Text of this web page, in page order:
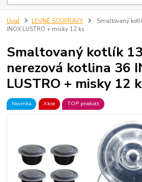
Úvod LEVNÉ SOUPRAVY
Smaltovaný
INOX LUSTRO + misky 12 ks
Smaltovaný kotlík
nerezová kotlina 36
LUSTRO + misky 12
Novinka Akce TOP produkt